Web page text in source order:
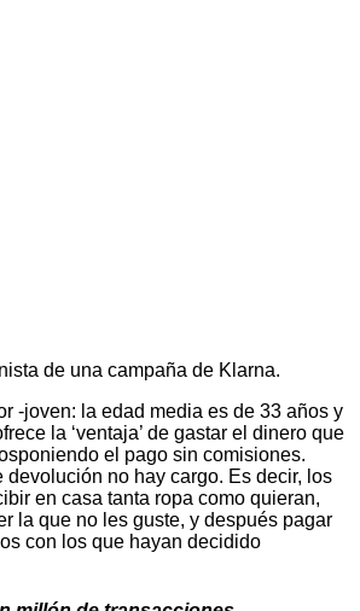
de una campaña de Klarna.
-joven: la edad media es de 33 años y
la ‘ventaja’ de gastar el dinero que
el pago sin comisiones.
devolución no hay cargo. Es decir, los
en casa tanta ropa como quieran,
la que no les guste, y después pagar
con los que hayan decidido